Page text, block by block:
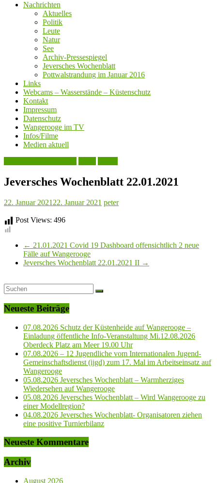
Nachrichten
Aktuelles
Politik
Leute
Natur
See
Archiv-Pressespiegel
Jeversches Wochenblatt
Pottwalstrandung im Januar 2016
Links
Webcams – Wasserstände – Küstenschutz
Kontakt
Impressum
Datenschutz
Wangerooge im TV
Infos/Filme
Medien aktuell
Jeversches Wochenblatt 22.01.2021
22. Januar 2021 22. Januar 2021 peter
Post Views: 496
← 21.01.2021 Covid 19 Dashboard offensichtlich 2 neue
Fälle auf Wangerooge
Jeversches Wochenblatt 22.01.2021 II →
Neueste Beiträge
07.08.2026 Schutz der Küstenheide auf Wangerooge –
Einladung öffentliche Info-Veranstaltung Mi.12.08.2026
Oberdeck Platz am Meer 19.00 Uhr
07.08.2026 – 12 Jugendliche vom Internationalen Jugend-
Gemeinschaftsdienst (ijgd) zum 17. Mal im Arbeitseinsatz auf
Wangerooge
05.08.2026 Jeversches Wochenblatt – Warmherziges
Wiedersehen auf Wangerooge
05.08.2026 Jeversches Wochenblatt – Wird Wangerooge zu
einer Modellregion?
04.08.2026 Jeversches Wochenblatt- Organisatoren ziehen
eine positive Turnierbilanz
Neueste Kommentare
Archiv
August 2026